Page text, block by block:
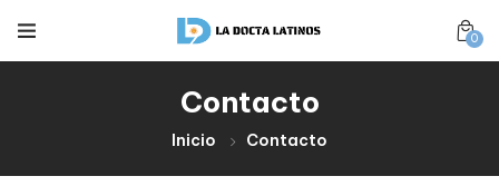
0
Contacto
Inicio Contacto